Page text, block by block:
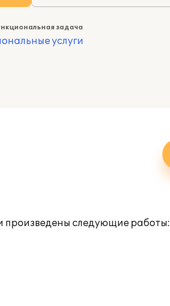
задача
услуги
произведены следующие работы: